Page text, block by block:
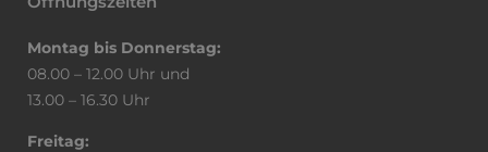
Montag bis Donnerstag:
08.00 – 12.00 Uhr und
13.00 – 16.30 Uhr
Freitag: